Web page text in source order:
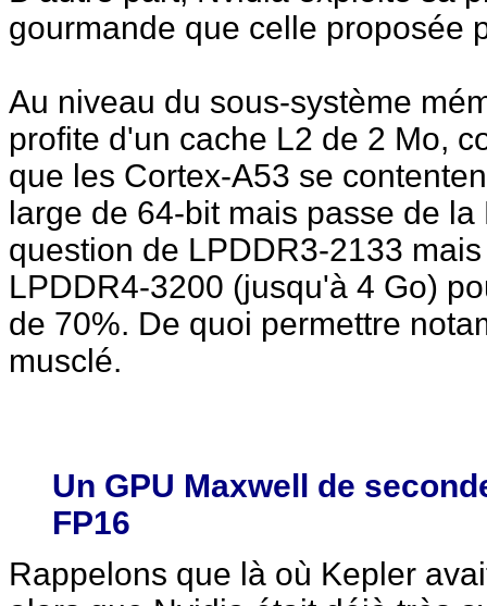
gourmande que celle proposée
Au niveau du sous-système
profite d'un cache L2 de 2 Mo,
que les Cortex-A53 se
large de 64-bit mais passe de
question de LPDDR3-2133
LPDDR4-3200 (jusqu'à 4 Go)
de 70%. De quoi permettre
musclé.
Un GPU Maxwell de
FP16
Rappelons que là où Kepler